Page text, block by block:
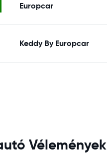
Europcar
Keddy By Europcar
Vélemények